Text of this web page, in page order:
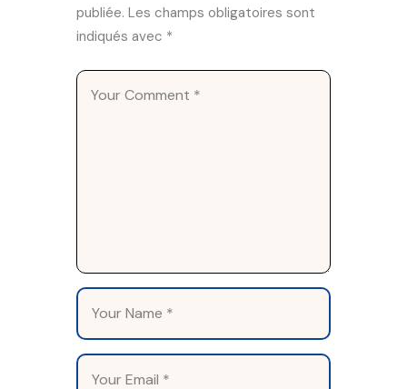
publiée. Les champs obligatoires sont
indiqués avec *